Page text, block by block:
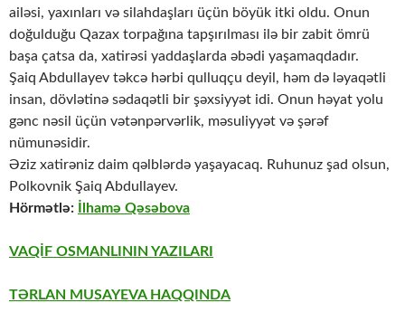
ailəsi, yaxınları və silahdaşları üçün böyük itki oldu. Onun
doğulduğu Qazax torpağına tapşırılması ilə bir zabit ömrü
başa çatsa da, xatirəsi yaddaşlarda əbədi yaşamaqdadır.
Şaiq Abdullayev təkcə hərbi qulluqçu deyil, həm də ləyaqətli
insan, dövlətinə sədaqətli bir şəxsiyyət idi. Onun həyat yolu
gənc nəsil üçün vətənpərvərlik, məsuliyyət və şərəf
nümunəsidir.
Əziz xatirəniz daim qəlblərdə yaşayacaq. Ruhunuz şad olsun,
Polkovnik Şaiq Abdullayev.
Hörmətlə:
İlhamə Qəsəbova
VAQİF OSMANLININ YAZILARI
TƏRLAN MUSAYEVA HAQQINDA